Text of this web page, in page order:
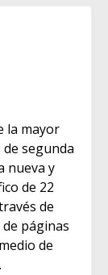
la mayor
segunda
nueva y
de 22
de
páginas
de